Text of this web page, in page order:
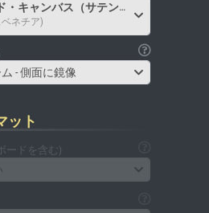
・キャンバス（サテン）
ネチア)
- 側面に鏡像
ット
ードを含む)